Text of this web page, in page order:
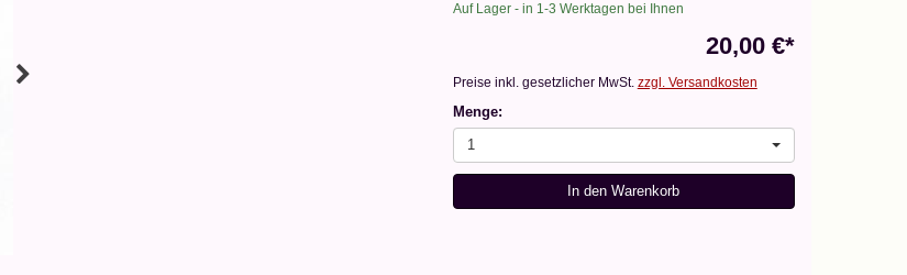
Auf Lager - in 1-3 Werktagen bei Ihnen
20,00 €*
Preise inkl. gesetzlicher MwSt. zzgl. Versandkosten
Menge:
1
In den Warenkorb